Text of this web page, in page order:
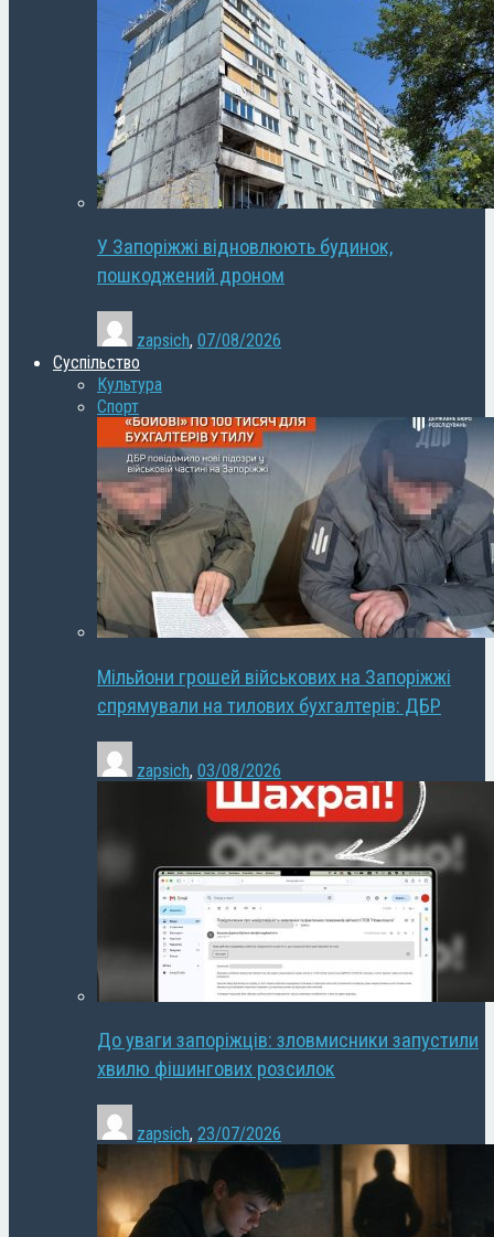
У Запоріжжі відновлюють будинок,
пошкоджений дроном
zapsich, 07/08/2026
Суспільство
Культура
Спорт
Мільйони грошей військових на Запоріжжі
спрямували на тилових бухгалтерів: ДБР
zapsich, 03/08/2026
До уваги запоріжців: зловмисники запустили
хвилю фішингових розсилок
zapsich, 23/07/2026